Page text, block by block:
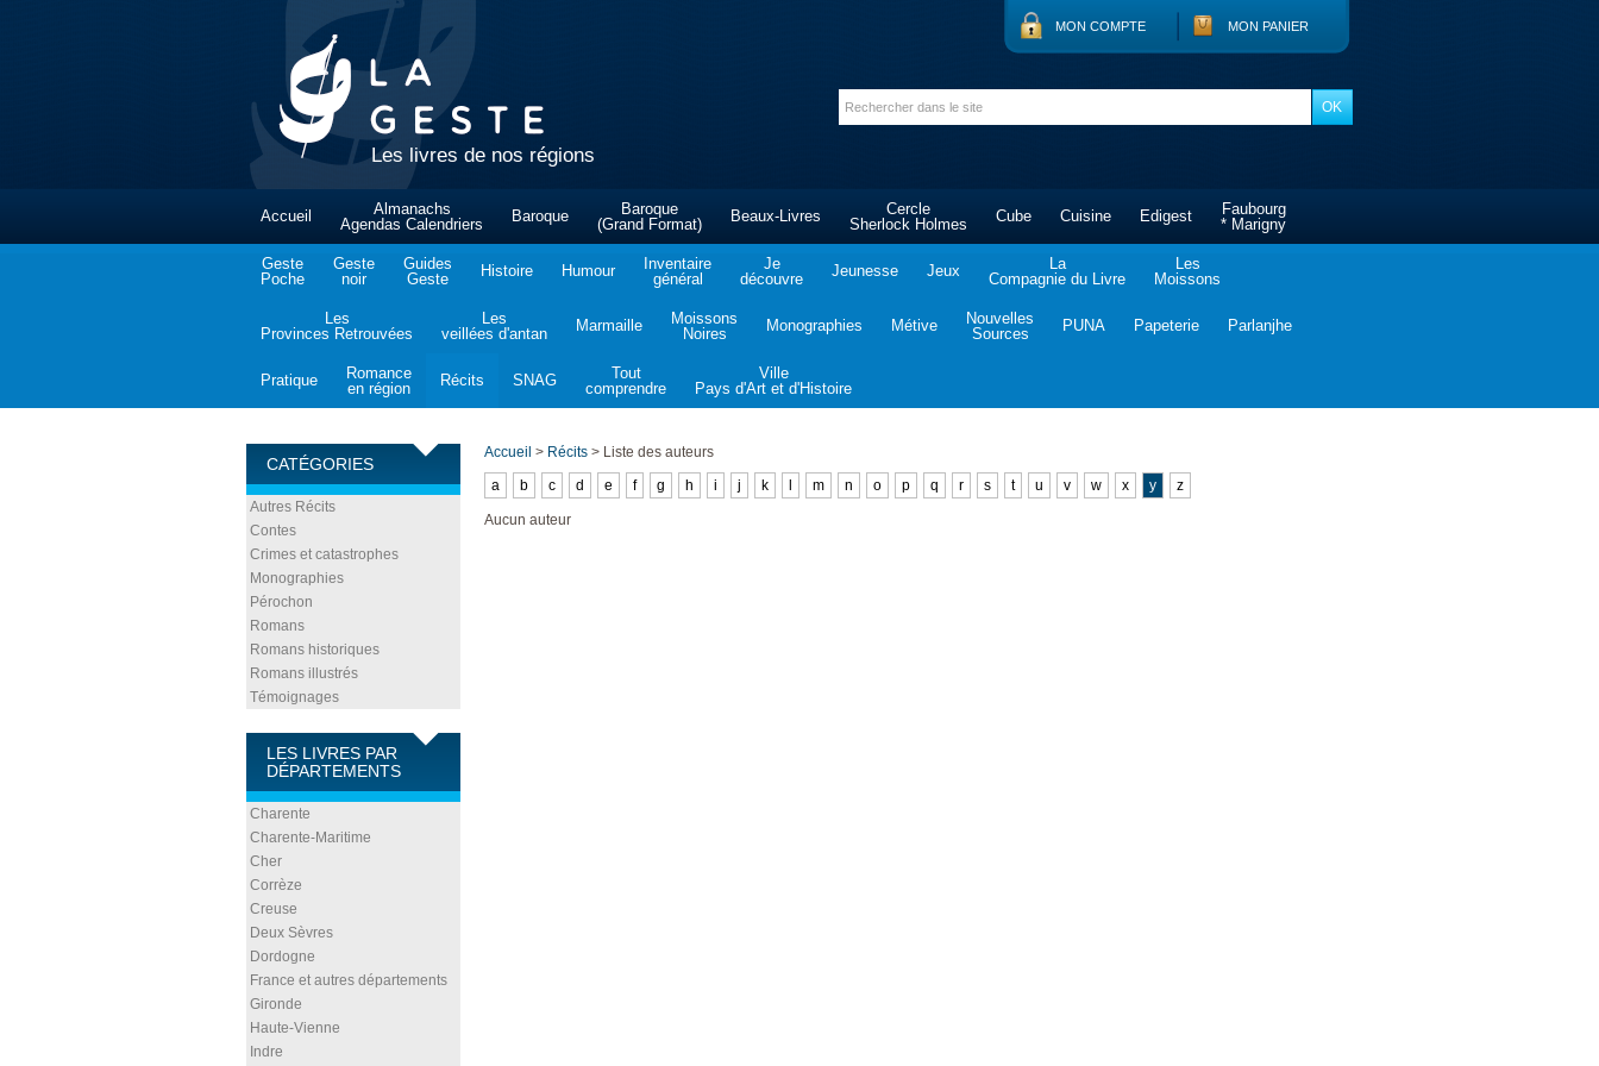
Les livres de nos régions
MON COMPTE MON PANIER
Accueil
Almanachs
Agendas Calendriers
Baroque
Baroque
(Grand Format)
Beaux-Livres
Cercle
Sherlock Holmes
Cube Cuisine Edigest
Faubourg
* Marigny
Geste
Poche
Geste
noir
Guides
Geste
Histoire Humour
Inventaire
général
Je
découvre
Jeunesse Jeux
La
Compagnie du Livre
Les
Moissons
Les
Provinces Retrouvées
Les
veillées d'antan
Marmaille
Moissons
Noires
Monographies Métive
Nouvelles
Sources
PUNA Papeterie Parlanjhe
Pratique
Romance
en région
Récits SNAG
Tout
comprendre
Ville
Pays d'Art et d'Histoire
CATÉGORIES
Autres Récits
Contes
Crimes et catastrophes
Monographies
Pérochon
Romans
Romans historiques
Romans illustrés
Témoignages
LES LIVRES PAR
DÉPARTEMENTS
Charente
Charente-Maritime
Cher
Corrèze
Creuse
Deux Sèvres
Dordogne
France et autres départements
Gironde
Haute-Vienne
Indre
Accueil > Récits > Liste des auteurs
a
b c d e f g h i j k m n o p q r s t u v w x y z
Aucun auteur